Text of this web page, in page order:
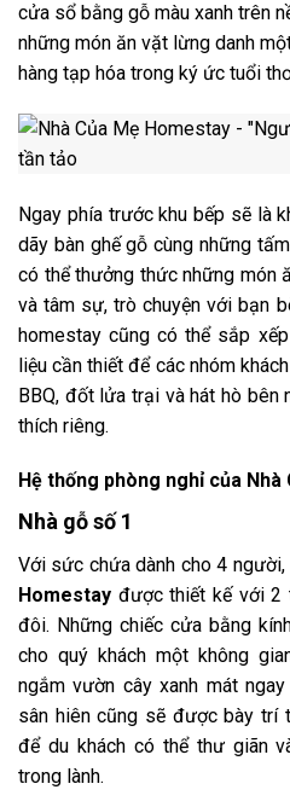
cửa sổ bằng gỗ màu xanh trên
những món ăn vặt lừng danh
hàng tạp hóa trong ký ức tuổi
Ngay phía trước khu bếp sẽ là
dãy bàn ghế gỗ cùng những
có thể thưởng thức những món
và tâm sự, trò chuyện với bạn
homestay cũng có thể sắp
liệu cần thiết để các nhóm
BBQ, đốt lửa trại và hát hò bên
thích riêng.
Hệ thống phòng nghỉ của
Nhà gỗ số 1
Với sức chứa dành cho 4
Homestay được thiết kế với 2
đôi. Những chiếc cửa bằng
cho quý khách một không
ngắm vườn cây xanh mát
sân hiên cũng sẽ được bày trí
để du khách có thể thư giãn
trong lành.